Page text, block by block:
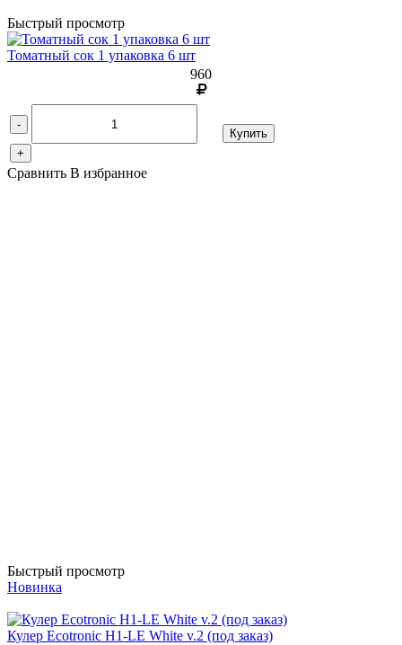
Быстрый просмотр
Томатный сок 1 упаковка 6 шт
960
-
+
Купить
Сравнить В избранное
Быстрый просмотр
Новинка
Кулер Ecotronic H1-LE White v.2 (под заказ)